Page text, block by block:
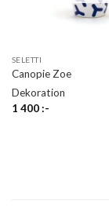
SELETTI
Canopie Zoe
Dekoration
1 400:-